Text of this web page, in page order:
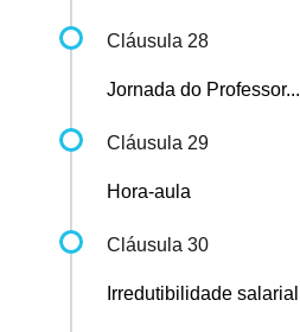
Cláusula 28
Jornada do Professor...
Cláusula 29
Hora-aula
Cláusula 30
Irredutibilidade salarial